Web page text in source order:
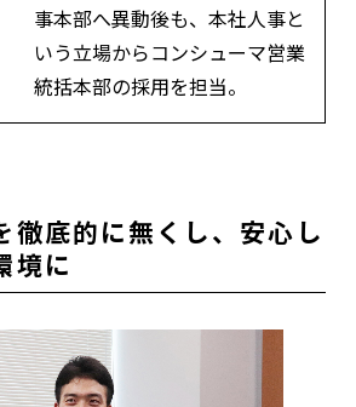
事本部へ異動後も、本社人事と
いう立場からコンシューマ営業
統括本部の採用を担当。
徹底的に無くし、安心し
境に